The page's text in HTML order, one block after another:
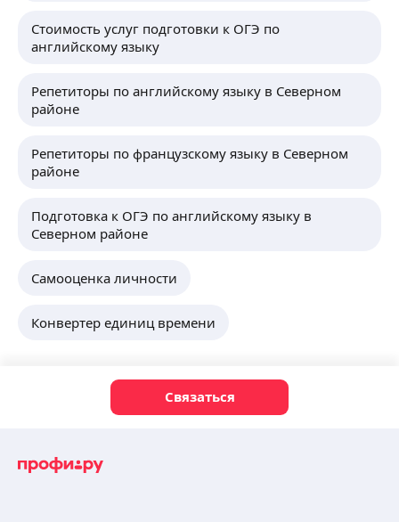
Стоимость услуг подготовки к ОГЭ по
английскому языку
Репетиторы по английскому языку в Северном
районе
Репетиторы по французскому языку в Северном
районе
Подготовка к ОГЭ по английскому языку в
Северном районе
Самооценка личности
Конвертер единиц времени
Связаться